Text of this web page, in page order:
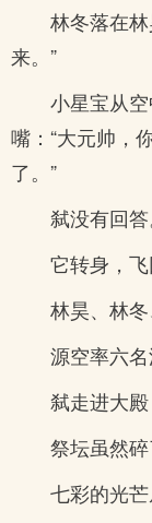
林冬落在
来。”
小星宝从
嘴：“大元帅，
了。”
弑没有回答
它转身，飞
林昊、林冬
源空率六
弑走进大殿
祭坛虽然碎
七彩的光芒